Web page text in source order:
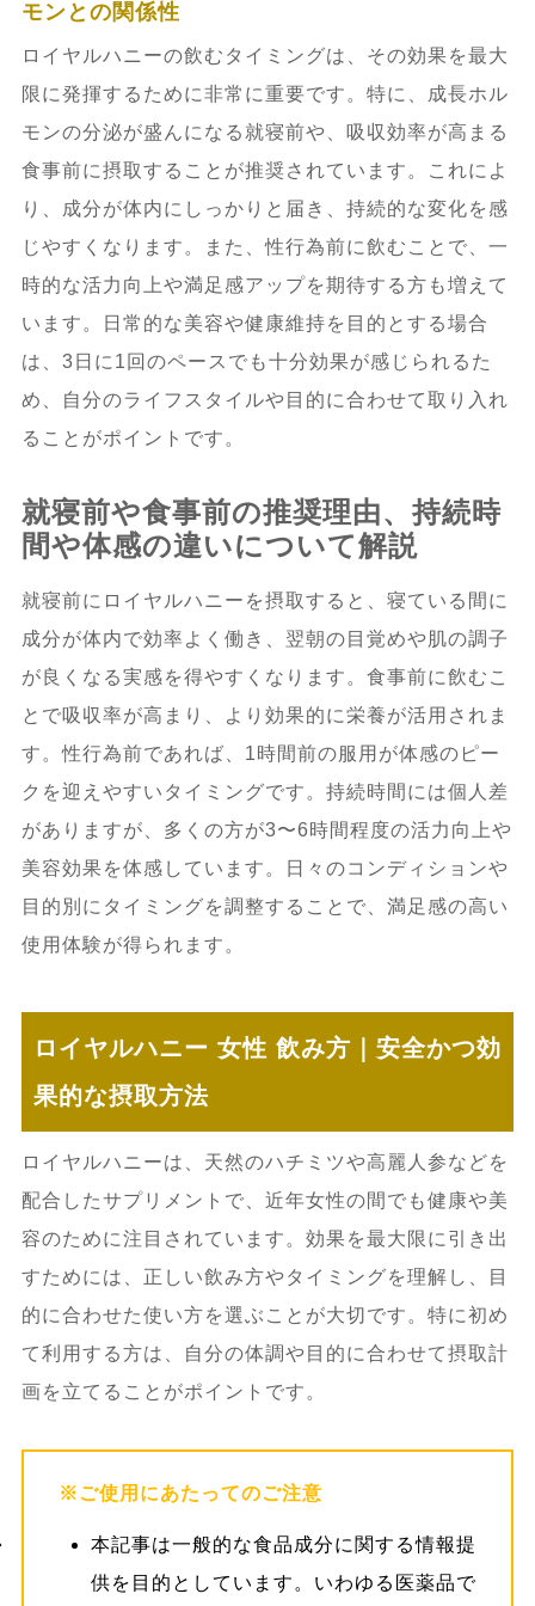
モンとの関係性
ロイヤルハニーの飲むタイミングは、その効果を最大
限に発揮するために非常に重要です。特に、成長ホル
モンの分泌が盛んになる就寝前や、吸収効率が高まる
食事前に摂取することが推奨されています。これによ
り、成分が体内にしっかりと届き、持続的な変化を感
じやすくなります。また、性行為前に飲むことで、一
時的な活力向上や満足感アップを期待する方も増えて
います。日常的な美容や健康維持を目的とする場合
は、3日に1回のペースでも十分効果が感じられるた
め、自分のライフスタイルや目的に合わせて取り入れ
ることがポイントです。
就寝前や食事前の推奨理由、持続時
間や体感の違いについて解説
就寝前にロイヤルハニーを摂取すると、寝ている間に
成分が体内で効率よく働き、翌朝の目覚めや肌の調子
が良くなる実感を得やすくなります。食事前に飲むこ
とで吸収率が高まり、より効果的に栄養が活用されま
す。性行為前であれば、1時間前の服用が体感のピー
クを迎えやすいタイミングです。持続時間には個人差
がありますが、多くの方が3〜6時間程度の活力向上や
美容効果を体感しています。日々のコンディションや
目的別にタイミングを調整することで、満足感の高い
使用体験が得られます。
ロイヤルハニー 女性 飲み方｜安全かつ効
果的な摂取方法
ロイヤルハニーは、天然のハチミツや高麗人参などを
配合したサプリメントで、近年女性の間でも健康や美
容のために注目されています。効果を最大限に引き出
すためには、正しい飲み方やタイミングを理解し、目
的に合わせた使い方を選ぶことが大切です。特に初め
て利用する方は、自分の体調や目的に合わせて摂取計
画を立てることがポイントです。
※ご使用にあたってのご注意
本記事は一般的な食品成分に関する情報提
供を目的としています。いわゆる医薬品で